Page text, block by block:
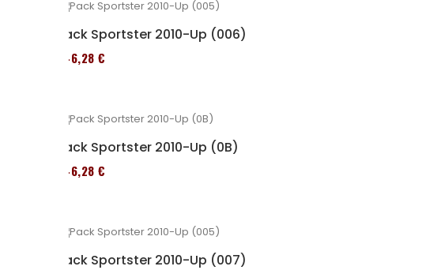
Pack Sportster 2010-Up (006)
246,28 €
Pack Sportster 2010-Up (0B)
246,28 €
Pack Sportster 2010-Up (007)